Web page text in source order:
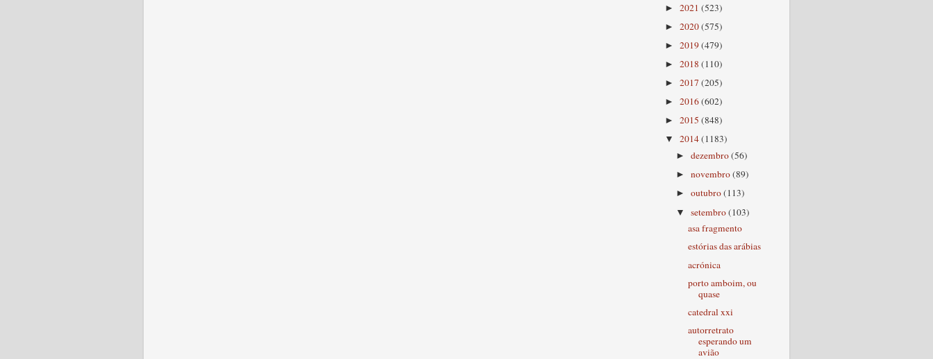
► 2021 (523)
► 2020(575)
► 2019(479)
► 2018 (110)
► 2017 (205)
► 2016(602)
► 2015 (848)
▼ 2014(1183)
►dezembro(56)
►novembro(89)
►outubro(113)
▼setembro(103)
asa fragmento
estórias das arábias
acrónica
porto amboim, ou
quase
catedral xxi
autorretrato
esperando um
avião